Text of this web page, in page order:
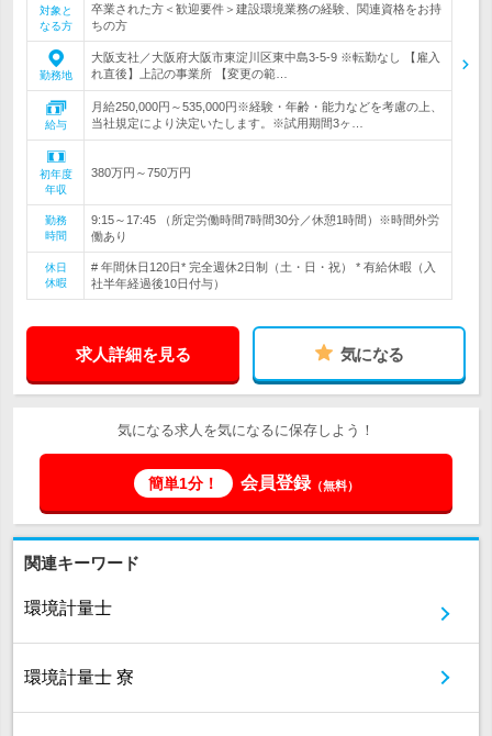
対象と
なる方
卒業された方＜歓迎要件＞建設環境業務の経験、関連資格をお持
ちの方
勤務地
大阪支社／大阪府大阪市東淀川区東中島3-5-9 ※転勤なし 【雇入
れ直後】上記の事業所 【変更の範…
給与
月給250,000円～535,000円※経験・年齢・能力などを考慮の上、
当社規定により決定いたします。※試用期間3ヶ…
初年度
年収
380万円～750万円
勤務
時間
9:15～17:45 （所定労働時間7時間30分／休憩1時間）※時間外労
働あり
休日
休暇
# 年間休日120日* 完全週休2日制（土・日・祝） * 有給休暇（入
社半年経過後10日付与）
求人詳細を見る 気になる
気になる求人を気になるに保存しよう！
簡単1分！ 会員登録（無料）
関連キーワード
環境計量士
環境計量士 寮